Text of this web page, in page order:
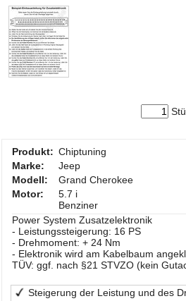
Produkt: Chiptuning
Marke:
Jeep
Modell:
Grand Cherokee
Motor:
5.7 i
Benziner
Power System Zusatzelektronik
- Leistungssteigerung: 16 PS
- Drehmoment: + 24 Nm
- Elektronik wird am Kabelbaum
TÜV: ggf. nach §21 STVZO (kein
Steigerung der Leistung und des